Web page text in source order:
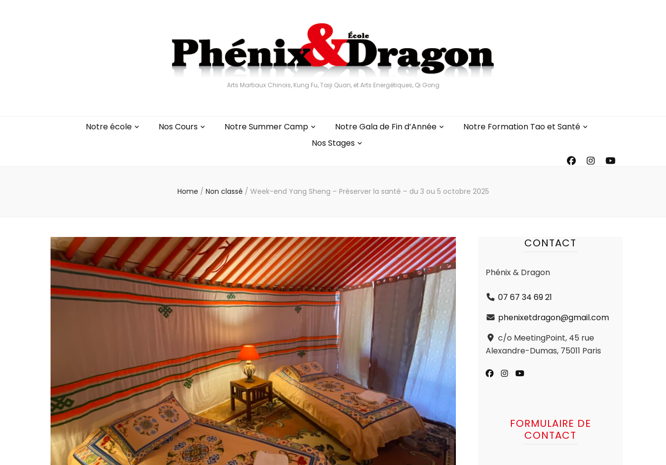
Arts Martiaux Chinois, Kung Fu, Taiji Quan, et Arts Energétiques, Qi Gong
Notre école Nos Cours Notre Summer Camp Notre Gala de Fin d’Année
Notre Formation Tao et Santé
Nos Stages
Home / Non classé / Week-end Yang Sheng – Préserver la santé – du 3 ou 5 octobre 2025
CONTACT
Phénix & Dragon
07 67 34 69 21
phenixetdragon@gmail.com
c/o MeetingPoint, 45 rue
Alexandre-Dumas, 75011 Paris
FORMULAIRE DE
CONTACT